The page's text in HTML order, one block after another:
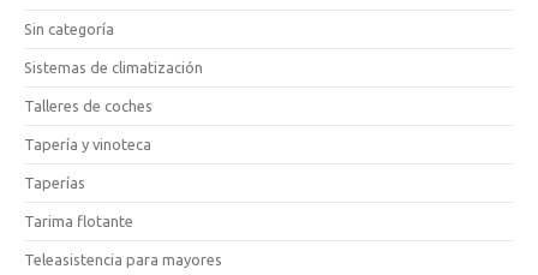
Sin categoría
Sistemas de climatización
Talleres de coches
Tapería y vinoteca
Taperías
Tarima flotante
Teleasistencia para mayores